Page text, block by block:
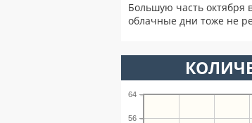
Большую часть октября
облачные дни тоже не
56
64